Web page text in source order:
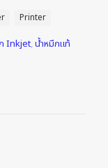
Inkjet,น้ำหมึกแท้
Printer